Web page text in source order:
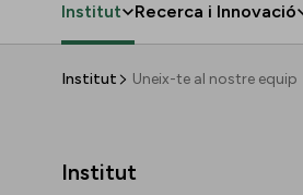
Institut Recerca i Innovació
Institut Uneix-te al nostre equip
Institut